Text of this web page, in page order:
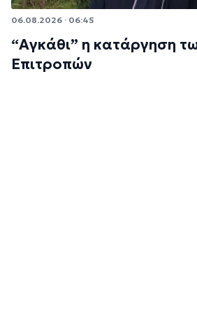
06.08.2026 · 06:45
“Αγκάθι” η κατάργηση
Επιτροπών